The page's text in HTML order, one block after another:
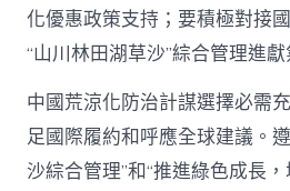
化優惠政策支持；要積極對接
“山川林田湖草沙”綜合管理進獻
中國荒涼化防治計謀選擇必需
足國際履約和呼應全球建議。
沙綜合管理”和“推進綠色成長